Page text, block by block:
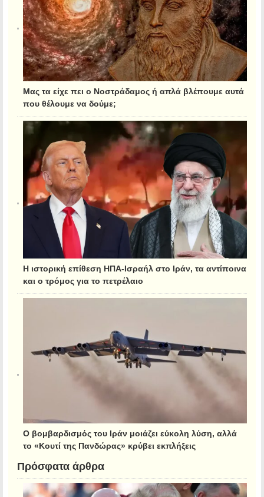
Μας τα είχε πει ο Νοστράδαμος ή απλά βλέπουμε αυτά
που θέλουμε να δούμε;
Η ιστορική επίθεση ΗΠΑ-Ισραήλ στο Ιράν, τα αντίποινα
και ο τρόμος για το πετρέλαιο
Ο βομβαρδισμός του Ιράν μοιάζει εύκολη λύση, αλλά
το «Κουτί της Πανδώρας» κρύβει εκπλήξεις
Πρόσφατα άρθρα